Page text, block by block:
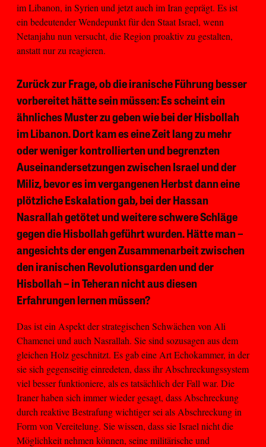
im Libanon, in Syrien und jetzt auch im Iran geprägt. Es ist
ein bedeutender Wendepunkt für den Staat Israel, wenn
Netanjahu nun versucht, die Region proaktiv zu gestalten,
anstatt nur zu reagieren.
Zurück zur Frage, ob die iranische Führung besser
vorbereitet hätte sein müssen: Es scheint ein
ähnliches Muster zu geben wie bei der Hisbollah
im Libanon. Dort kam es eine Zeit lang zu mehr
oder weniger kontrollierten und begrenzten
Auseinandersetzungen zwischen Israel und der
Miliz, bevor es im vergangenen Herbst dann eine
plötzliche Eskalation gab, bei der Hassan
Nasrallah getötet und weitere schwere Schläge
gegen die Hisbollah geführt wurden. Hätte man –
angesichts der engen Zusammenarbeit zwischen
den iranischen Revolutionsgarden und der
Hisbollah – in Teheran nicht aus diesen
Erfahrungen lernen müssen?
Das ist ein Aspekt der strategischen Schwächen von Ali
Chamenei und auch Nasrallah. Sie sind sozusagen aus dem
gleichen Holz geschnitzt. Es gab eine Art Echokammer, in der
sie sich gegenseitig einredeten, dass ihr Abschreckungssystem
viel besser funktioniere, als es tatsächlich der Fall war. Die
Iraner haben sich immer wieder gesagt, dass Abschreckung
durch reaktive Bestrafung wichtiger sei als Abschreckung in
Form von Vereitelung. Sie wissen, dass sie Israel nicht die
Möglichkeit nehmen können, seine militärische und